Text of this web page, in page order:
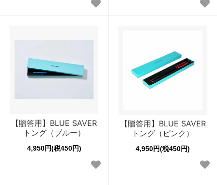
【贈答用】BLUE SAVER
トング（ブルー）
4,950円(税450円)
【贈答用】BLUE SAVER
トング（ピンク）
4,950円(税450円)